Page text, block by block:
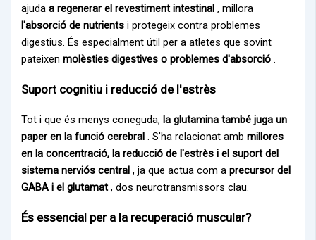
ajudaa regenerar el revestiment intestinal , millora
l'absorció de nutrients i protegeix contra problemes
digestius. És especialment útil per a atletes que sovint
pateixenmolèsties digestives o problemes d'absorció .
Suport cognitiu i reducció de l'estrès
Tot i que és menys coneguda,la glutamina també juga un
paper en la funció cerebral . S'ha relacionat ambmillores
en la concentració, la reducció de l'estrès i el suport del
sistema nerviós central , ja que actua com aprecursor del
GABA i el glutamat, dos neurotransmissors clau.
És essencial per a la recuperació muscular?